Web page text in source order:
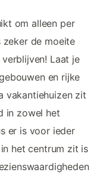
om alleen per
zeker de moeite
Laat je
en rijke
vakantiehuizen zit
in zowel het
er is voor ieder
het centrum zit is